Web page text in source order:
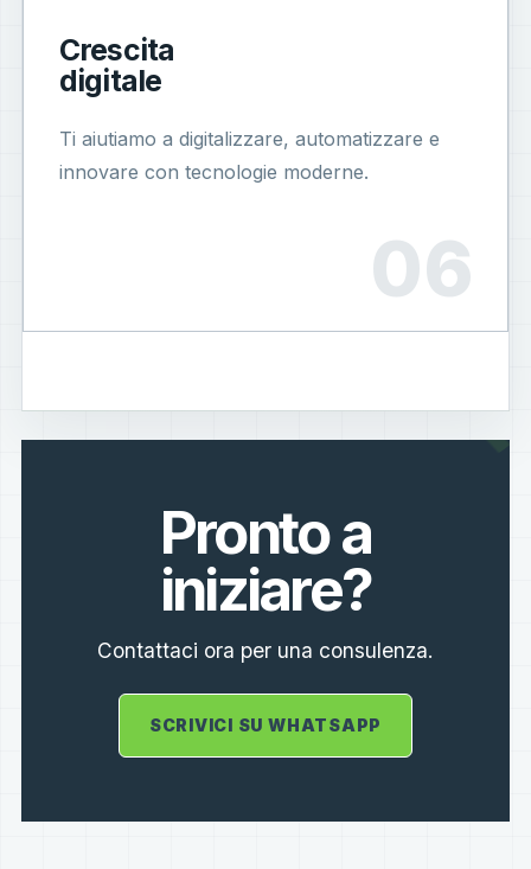
Crescita
digitale
Ti aiutiamo a digitalizzare, automatizzare e
innovare con tecnologie moderne.
Pronto a
iniziare?
Contattaci ora per una consulenza.
SCRIVICI SU WHATSAPP